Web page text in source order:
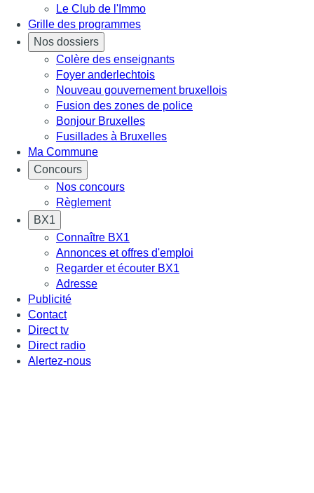
Le Club de l'Immo
Grille des programmes
Nos dossiers
Colère des enseignants
Foyer anderlechtois
Nouveau gouvernement bruxellois
Fusion des zones de police
Bonjour Bruxelles
Fusillades à Bruxelles
Ma Commune
Concours
Nos concours
Règlement
BX1
Connaître BX1
Annonces et offres d'emploi
Regarder et écouter BX1
Adresse
Publicité
Contact
Direct tv
Direct radio
Alertez-nous